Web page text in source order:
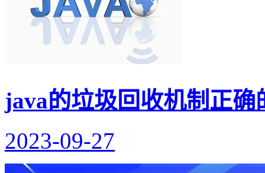
java的垃圾回收机制正确
2023-09-27